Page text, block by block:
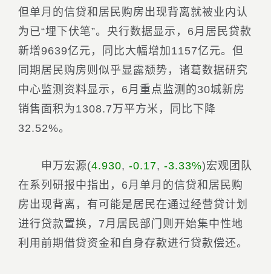
但单月的信贷和居民购房出现背离就被业内认
为已“埋下伏笔”。央行数据显示，6月居民贷款
新增9639亿元，同比大幅增加1157亿元。但
同期居民购房则似乎显露颓势，诸葛数据研究
中心监测资料显示，6月重点监测的30城新房
销售面积为1308.7万平方米，同比下降
32.52%。
申万宏源(4.930, -0.17, -3.33%)宏观团队
在系列研报中指出，6月单月的信贷和居民购
房出现背离，有可能是居民在通过经营贷计划
进行贷款置换，7月居民部门则开始集中性地
利用前期借贷资金和自身存款进行贷款偿还。